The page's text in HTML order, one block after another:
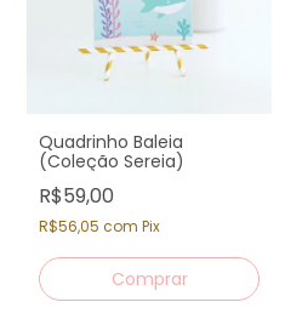
Quadrinho Baleia
(Coleção Sereia)
R$59,00
R$56,05 com Pix